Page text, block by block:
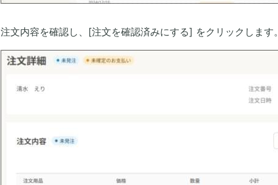
注文内容を確認し、[注文を確認済みにする] をクリックします。